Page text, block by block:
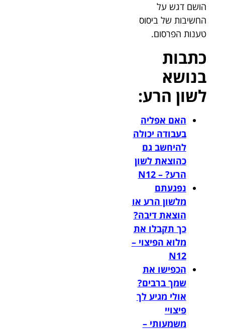
הושם דגש על
החשיבות של ביסוס
טענות הפרסום.
כתבות
בנושא
לשון הרע:
האם אפליה
בעבודה יכולה
להיחשב גם
כהוצאת לשון
הרע? – N12
נפגעתם
מלשון הרע או
הוצאת דיבה?
כך תקבלו את
מלוא הפיצוי –
N12
הכפישו את
שמך ברבים?
אולי מגיע לך
פיצויי
משמעותי –